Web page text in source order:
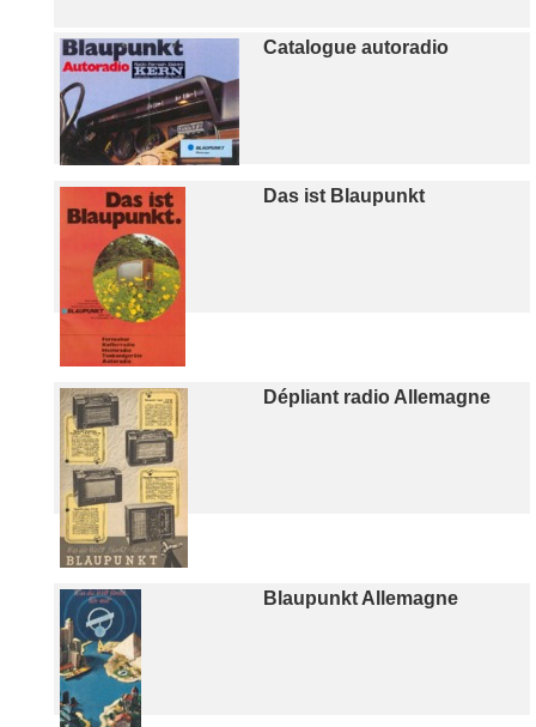
Catalogue autoradio
Das ist Blaupunkt
Dépliant radio Allemagne
Blaupunkt Allemagne